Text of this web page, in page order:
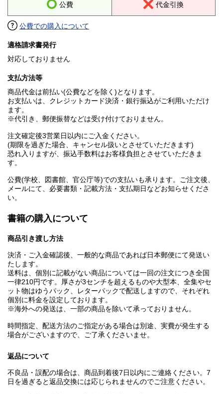
公費 代金引換
公費での購入について
適格請求書発行
対応しておりません
支払方法等
商品代金は前払い(公費などを除く)となります。
お支払いは、クレジットカード決済・銀行振込がご利用いただけ
ます。
※代引き、郵便振替などは受け付けておりません。
注文確定後3営業日以内にご入金ください。
(期限を過ぎた場合、キャンセル扱いとさせていただきます)
恐れ入りますが、振込手数料はお客様負担とさせていただきま
す。
公費(学校、図書館、官公庁等)での支払いも承ります。ご注文後、
メールにて、必要書類・記載方法・支払期日などお知らせくださ
い。
書籍の購入について
商品引き渡し方法
決済・ご入金確認後、一般的な商品であれば日本郵便にて発送い
たします。
送料は、個別に記載がない商品については一回の注文につき全国
一律210円です。厚さが3センチを超えるものや大型本、全集やセ
ット物はゆうパック、レターパックで配送しますので、それぞれ
個別に料金を設定しております。
※海外への発送は、一部の商品を除いて承っておりません。
時間指定、配送方法のご指定がある場合は別途、実費が発生する
場合がございますので、ご了承くださいませ。
返品について
不良品・誤配の場合は、商品到着後7日以内にご連絡ください。7
日を過ぎると返品交換には応じられませんのでご注意ください。